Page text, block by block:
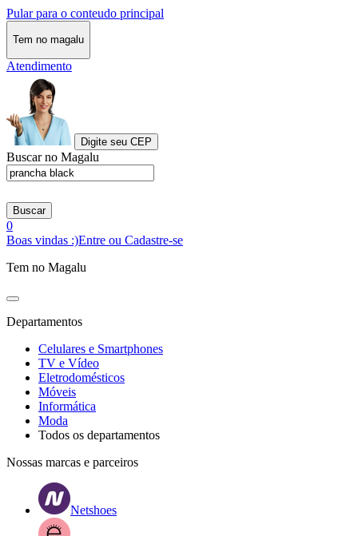
Pular para o conteudo principal
Tem no magalu
Atendimento
Digite seu CEP
Buscar no Magalu
Buscar
0
Boas vindas :)Entre ou Cadastre-se
Tem no Magalu
Departamentos
Celulares e Smartphones
TV e Vídeo
Eletrodomésticos
Móveis
Informática
Moda
Todos os departamentos
Nossas marcas e parceiros
Netshoes